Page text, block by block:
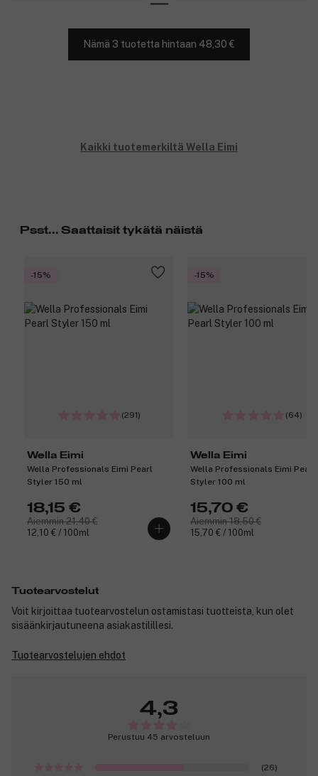
Nämä 3 tuotetta hintaan 48,30 €
Kaikki tuotemerkiltä Wella Eimi
Psst... Saattaisit tykätä näistä
-15%
(291)
Wella Eimi
Wella Professionals Eimi Pearl
Styler 150 ml
18,15 €
Aiemmin 21,40 €
12,10 € / 100ml
-15%
(64)
Wella Eimi
Wella Professionals Eimi Pearl
Styler 100 ml
15,70 €
Aiemmin 18,50 €
15,70 € / 100ml
Tuotearvostelut
Voit kirjoittaa tuotearvostelun ostamistasi tuotteista, kun olet
sisäänkirjautuneena asiakastilillesi.
Tuotearvostelujen ehdot
4,3
Perustuu 45 arvosteluun
(26)